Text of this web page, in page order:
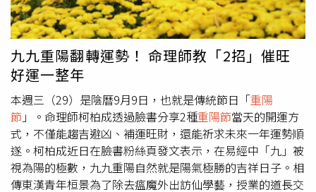
會同台飆歌，喚醒黃金歲月的熱情，為長者把最有溫度的城
市回憶留下來。重陽節當日竹北市中正西路郵局旁的美髮店
有義剪活動。（圖／翻攝自竹北市公所媒體群組）鄭朝方感
性表示，竹北市有15位百歲人瑞，近日自己偕同公所逐一拜
訪致贈金牌與紅包，他們的健康與樂觀值得年輕一輩效法，
而且「家有一老，如有一寶」，放大到城市中，長者更是竹
北的福氣與驕傲。值得一提的是，位於竹北中正西路郵局旁
的美髮店，為響應重陽敬老精神，將於明天重陽節當天，上
午10點至晚間10點提供60歲以上長者公益免費剪髮一次，
響應公所讓這份暖心善舉，把民間力量與城市溫暖串起來。
鄭朝方也預告，11月8日位在新崙公園的「年代金曲」演唱
九九重陽翻轉運勢！ 命理師教「2招」催旺
好運一整年
本週三（29）是陰曆9月9日，也就是傳統節日「重陽
節 」。命理師柯柏成透過臉書分享2種重陽節當天的開運方
式，不僅能趨吉避凶、補運旺財，還能祈求未來一年運勢順
遂。柯柏成近日在臉書粉絲頁發文表示，在易經中「九」被
視為陽的極數，九九重陽自然就是陽氣極勝的吉祥日子。相
傳東漢青年桓景為了除去瘟魔外出訪仙學藝，授業的道長交